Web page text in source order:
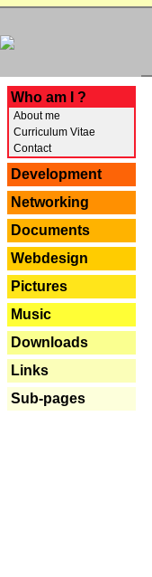
Who am I ?
About me
Curriculum Vitae
Contact
Development
Networking
Documents
Webdesign
Pictures
Music
Downloads
Links
Sub-pages